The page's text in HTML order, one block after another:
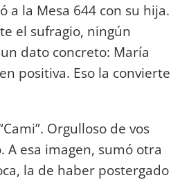
a la Mesa 644 con su hija.
el sufragio, ningún
dato concreto: María
positiva. Eso la convierte
Orgulloso de vos
A esa imagen, sumó otra
la de haber postergado